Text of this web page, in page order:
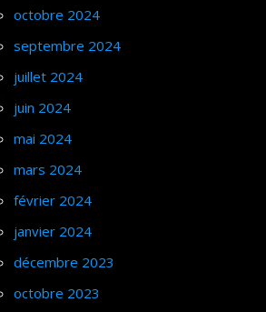
octobre 2024
septembre 2024
juillet 2024
juin 2024
mai 2024
mars 2024
février 2024
janvier 2024
décembre 2023
octobre 2023